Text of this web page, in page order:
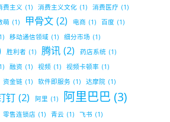
费主义 (1) 消费主义文化 (1) 消费医疗 (1)
萌 (1) 甲骨文 (2) 电商 (1) 百度 (1)
移动通信领域 (1) 细分市场 (1)
胜利者 (1) 腾讯 (2) 药店系统 (1)
融资 (1) 视频 (1) 视频卡顿率 (1)
资金链 (1) 软件即服务 (1) 达摩院 (1)
钉 (2) 阿里 (1) 阿里巴巴 (3)
零售连锁店 (1) 青云 (1) 飞书 (1)